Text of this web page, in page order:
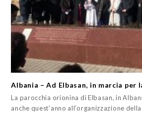
Albania – Ad Elbasan, in marcia per
La parocchia orionina di Elbasan, in
anche quest'anno all'organizzazione